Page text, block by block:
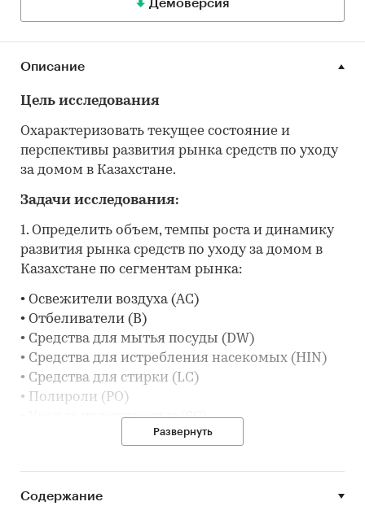
Демоверсия
Описание
Цель исследования
Охарактеризовать текущее состояние и
перспективы развития рынка средств по уходу
за домом в Казахстане.
Задачи исследования:
1. Определить объем, темпы роста и динамику
развития рынка средств по уходу за домом в
Казахстане по сегментам рынка:
• Освежители воздуха (AC)
• Отбеливатели (B)
• Средства для мытья посуды (DW)
• Средства для истребления насекомых (HIN)
• Средства для стирки (LC)
• Полироли (PO)
• Уход за поверхностью (SC)
• Уход за туалетом (TC)Развернуть
Содержание